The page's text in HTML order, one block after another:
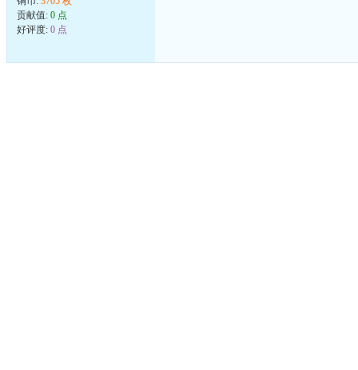
贡献值: 0 点
好评度: 0 点